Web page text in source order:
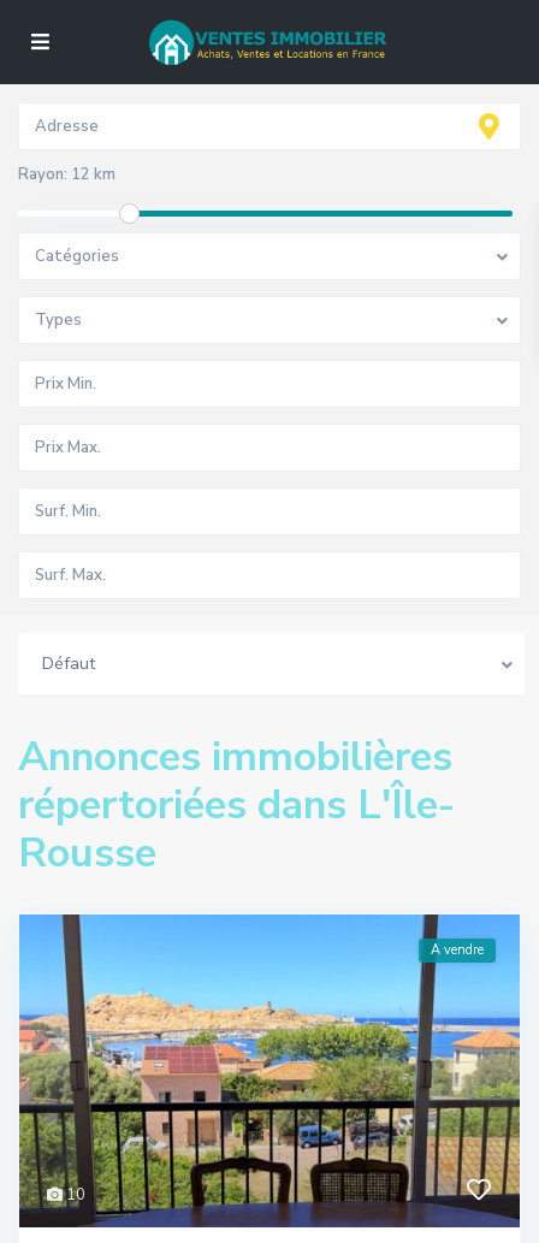
Rayon: 12 km
Catégories
Types
Défaut
Annonces immobilières
répertoriées dans L'Île-
Rousse
10
A vendre